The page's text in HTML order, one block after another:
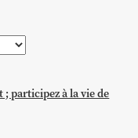
participez à la vie de